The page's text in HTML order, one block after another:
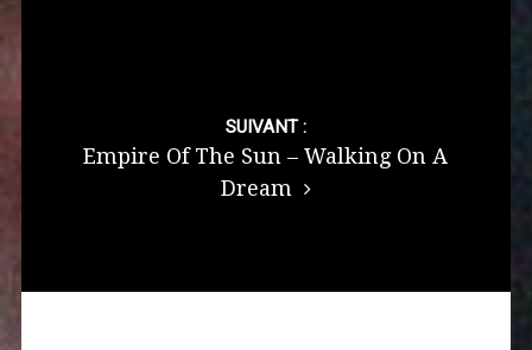
SUIVANT :
Empire Of The Sun – Walking On A
Dream